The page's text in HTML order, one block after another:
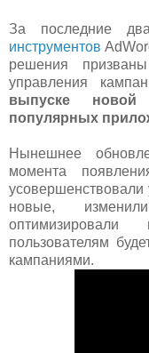
За последние
инструментов
решения
управления
выпуске
популярных
Нынешнее
момента
новые,
пользователям
кампаниями.